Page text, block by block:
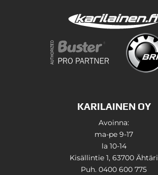
KARILAINEN OY
Avoinna:
ma-pe 9-17
la 10-14
Kisällintie 1, 63700 Ähtäri
Puh. 0400 600 775